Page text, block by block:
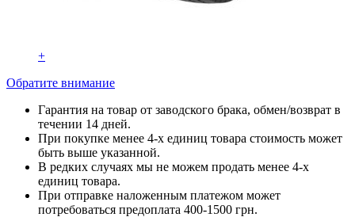
+
Обратите внимание
Гарантия на товар от заводского брака, обмен/возврат в
течении 14 дней.
При покупке менее 4-х единиц товара стоимость может
быть выше указанной.
В редких случаях мы не можем продать менее 4-х
единиц товара.
При отправке наложенным платежом может
потребоваться предоплата 400-1500 грн.